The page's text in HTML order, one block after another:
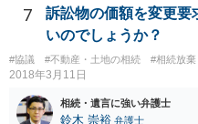
することはありませんので、数
ありません。 なお、私が扱った
伸長して調査したところ、サラ
つかったため相続したという事
7
訴訟物の価額を変更要
いのでしょうか？
#協議 #不動産・土地の相続 #相続放棄
2018年3月11日
相続・遺言に強い弁護士
鈴木 崇裕 弁護士